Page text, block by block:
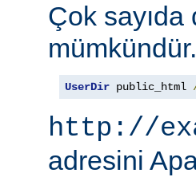
Çok
mümkündür.
UserDir public_html
http://
adresini